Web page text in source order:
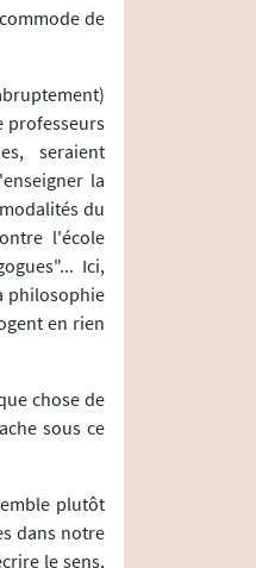
de
professeurs
seraient
la
du
l'école
Ici,
philosophie
en rien
chose de
sous ce
plutôt
dans notre
le sens,